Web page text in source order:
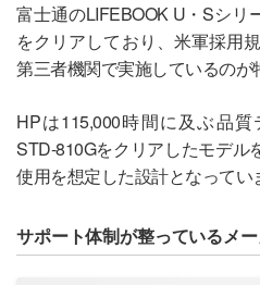
富士通のLIFEBOOK U・Sシリ
をクリアしており、米軍採用
第三者機関で実施しているのが
HPは115,000時間に及ぶ品
STD-810Gをクリアしたモデル
使用を想定した設計となってい
サポート体制が整っているメ